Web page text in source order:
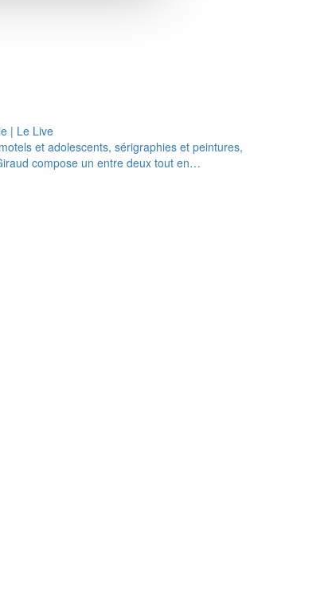
| Le Live
et adolescents, sérigraphies et peintures,
compose un entre deux tout en…